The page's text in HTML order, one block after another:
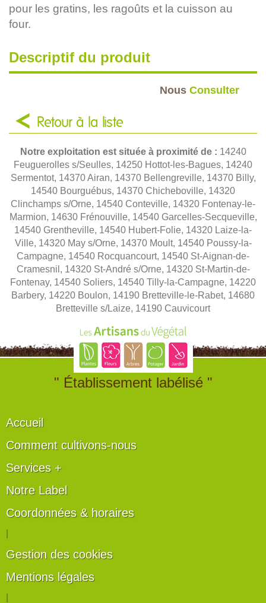
pour les gratins, les ragoûts et la cuisson au
four.
Descriptif du produit
Nous Consulter
Retour à la liste
Notre exploitation est située à proximité de : 14240
Feuguerolles s/Seulles, 14250 Hottot-les-Bagues, 14240
Sermentot, 14370 Airan, 14370 Bellengreville, 14370 Billy,
14540 Bourguébus, 14370 Chicheboville, 14320
Clinchamps s/Orne, 14540 Conteville, 14320 Fontenay-le-
Marmion, 14630 Frénouville, 14540 Garcelles-Secqueville,
14540 Grentheville, 14540 Hubert-Folie, 14320 Laize-la-
Ville, 14320 May s/Orne, 14370 Moult, 14540 Poussy-la-
Campagne, 14540 Rocquancourt, 14540 St-Aignan-de-
Cramesnil, 14320 St-André s/Orne, 14320 St-Martin-de-
Fontenay, 14540 Soliers, 14540 Tilly-la-Campagne, 14220
Barbery, 14220 Boulon, 14190 Bretteville-le-Rabet, 14680
Bretteville s/Laize, 14190 Cauvicourt
" Établissement labélisé "
Accueil
Comment cultivons-nous
Services +
Notre Label
Coordonnées & horaires
Gestion des cookies
Mentions légales